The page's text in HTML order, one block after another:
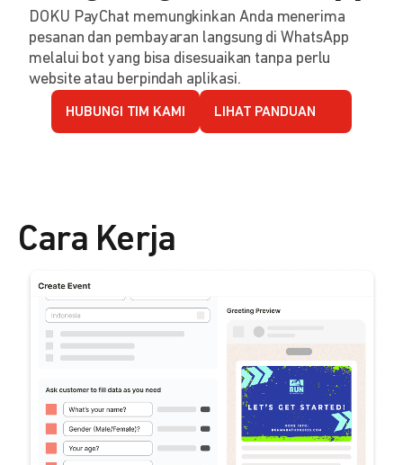
DOKU PayChat memungkinkan Anda menerima
pesanan dan pembayaran langsung di WhatsApp
melalui bot yang bisa disesuaikan tanpa perlu
website atau berpindah aplikasi.
HUBUNGI TIM KAMI LIHAT PANDUAN
Cara Kerja